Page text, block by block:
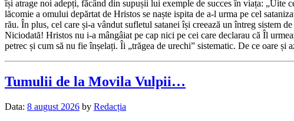
își atrage noi adepți, făcând din supușii lui exemple de succes în viața:
lăcomie a omului depărtat de Hristos se naște ispita de a-l urma pe cel
rău. În plus, cel care și-a vândut sufletul satanei își creează un întreg sistem
Niciodată! Hristos nu i-a mângâiat pe cap nici pe cei care declarau că Îl
petrec și cum să nu fie înșelați. Îi „trăgea de urechi” sistematic. De ce oare
Tumulii de la Movila Vulpii…
Data: 8 august 2026 by Redacția